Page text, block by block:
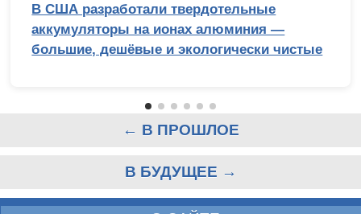
В США разработали твердотельные
аккумуляторы на ионах алюминия —
большие, дешёвые и экологически чистые
← В ПРОШЛОЕ
В БУДУЩЕЕ →